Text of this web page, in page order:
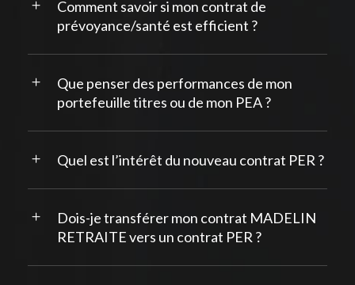
Comment savoir si mon contrat de
prévoyance/santé est efficient ?
Que penser des performances de mon
portefeuille titres ou de mon PEA ?
Quel est l’intérêt du nouveau contrat PER ?
Dois-je transférer mon contrat MADELIN
RETRAITE vers un contrat PER ?